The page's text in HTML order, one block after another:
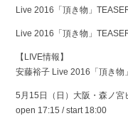
Live 2016「頂き物」
Live 2016「頂き物」
【LIVE情報】
安藤裕子 Live 2016「頂き物」
5月15日（日）大阪・森ノ宮
open 17:15 / start 18:00